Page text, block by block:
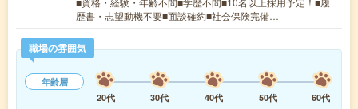
歴書・志望動機不要■面談確約■社会保険完備…
職場の雰囲気
年齢層
20代
30代 40代 50代
60代